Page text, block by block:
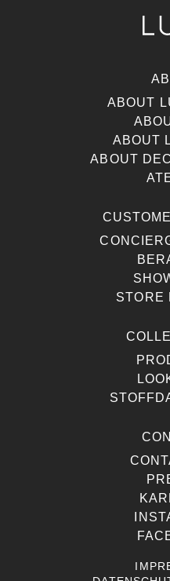
ABOUT
ABOUT
ABOUT
STORE